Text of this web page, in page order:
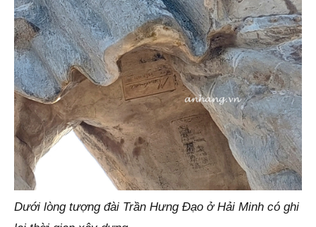
Dưới lòng tượng đài Trần Hưng Đạo ở Hải Minh có ghi